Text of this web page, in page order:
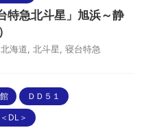
特急北斗星」旭浜～静
北海道 北斗星 寝台特急
ＤＤ５１
DL＞